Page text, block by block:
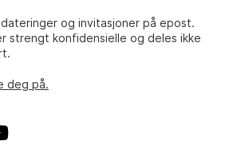
og invitasjoner på epost.
strengt konfidensielle og deles ikke
deg på.